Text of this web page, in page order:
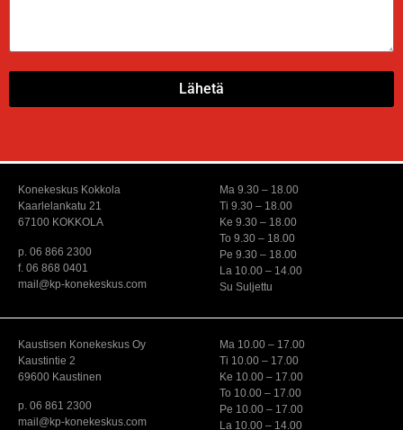
Lähetä
Konekeskus Kokkola
Kaarlelankatu 21
67100 KOKKOLA
p. 06 866 2300
f. 06 868 0401
mail@kp-konekeskus.com
Ma 9.30 – 18.00
Ti 9.30 – 18.00
Ke 9.30 – 18.00
To 9.30 – 18.00
Pe 9.30 – 18.00
La 10.00 – 14.00
Su Suljettu
Kaustisen Konekeskus Oy
Kaustintie 2
69600 Kaustinen
p. 06 861 2300
mail@kp-konekeskus.com
Ma 10.00 – 17.00
Ti 10.00 – 17.00
Ke 10.00 – 17.00
To 10.00 – 17.00
Pe 10.00 – 17.00
La 10.00 – 14.00